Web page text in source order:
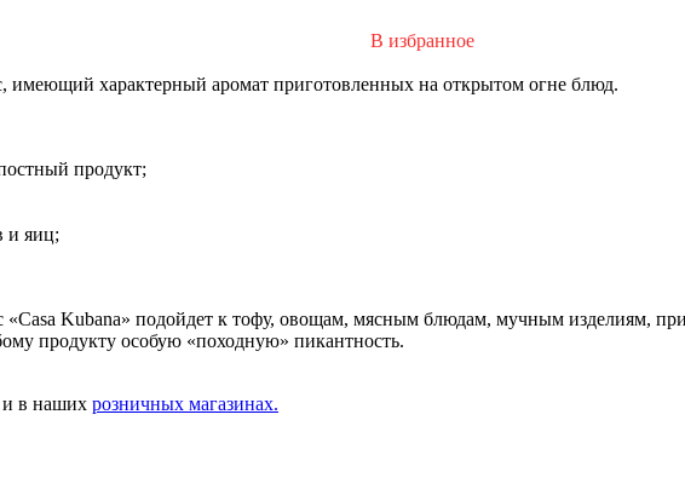
В избранное
имеющий характерный аромат приготовленных на открытом огне блюд.
продукт;
и яиц;
Kubana» подойдет к тофу, овощам, мясным блюдам, мучным изделиям,
продукту особую «походную» пикантность.
в наших розничных магазинах.